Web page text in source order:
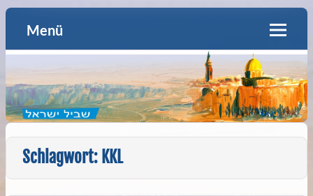
Menü
Schlagwort: KKL